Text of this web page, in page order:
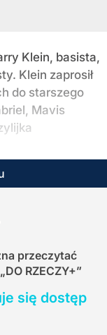
Klein, basista,
Klein zaprosił
do starszego
Mavis
przeczytać
„DO RZECZY+”
się dostęp